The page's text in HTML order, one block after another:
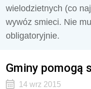
wielodzietnych (co
wywóz smieci. Nie
obligatoryjnie.
Gminy pomogą
14 wrz 2015